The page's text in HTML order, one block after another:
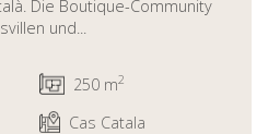
Die Boutique-Community
und...
250 m2
Cas Catala